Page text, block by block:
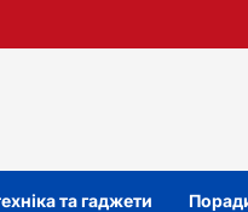
та гаджети